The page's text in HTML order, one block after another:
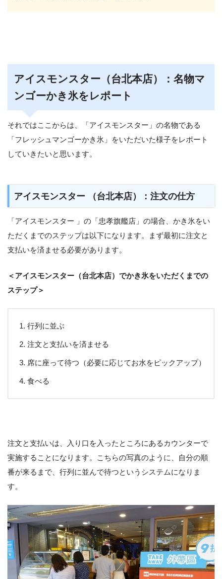
アイスモンスター（台北本店）：名物マ
ンゴーかき氷をレポート
それではここからは、「アイスモンスター」の名物である
「フレッシュマンゴーかき氷」をいただいた様子をレポート
していきたいと思います。
アイスモンスター （台北本店）：注文の仕方
「アイスモンスター 」の「忠孝旗艦店」の場合、かき氷をい
ただくまでのステップは以下になります。まず最初に注文と
支払いを済ませる必要があります。
＜アイスモンスター（台北本店）でかき氷をいただくまでの
ステップ＞
行列に並ぶ
注文と支払いを済ませる
席に座って待つ（必要に応じてお水をピックアップ）
食べる
注文と支払いは、入り口を入ったところにあるカウンターで
実施することになります。こちらの写真のように、自分の順
番が来るまで、行列に並んで待つというシステムになりま
す。